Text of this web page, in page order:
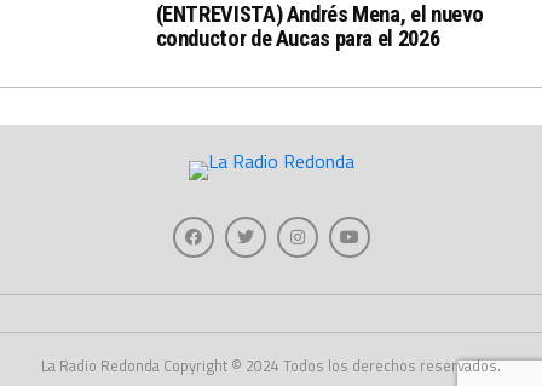
(ENTREVISTA) Andrés Mena, el nuevo
conductor de Aucas para el 2026
La Radio Redonda Copyright © 2024 Todos los derechos reservados.